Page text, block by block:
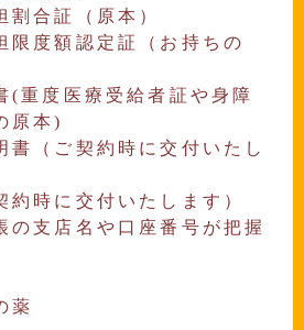
割合証（原本）
限度額認定証（お持ちの
(重度医療受給者証や身障
原本)
書（ご契約時に交付いたし
約時に交付いたします）
の支店名や口座番号が把握
薬